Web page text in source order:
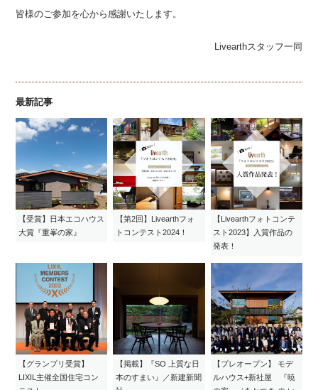
皆様のご参加を心から感謝いたします。
Livearthスタッフ一同
最新記事
【受賞】日本エコハウス
大賞『重峯の家』
【第2回】Livearthフォ
トコンテスト2024！
【Livearthフォトコンテ
スト2023】入賞作品の
発表！
【グランプリ受賞】
LIXIL主催全国住宅コン
【掲載】『SO 上質な日
本のすまい』／新建新聞
【プレオープン】 モデ
ルハウス+新社屋 『暁